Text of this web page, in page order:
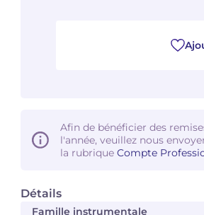
Détails
Famille instrumentale
Afin de bénéficier des
l'année, veuillez nous
la rubrique Compte